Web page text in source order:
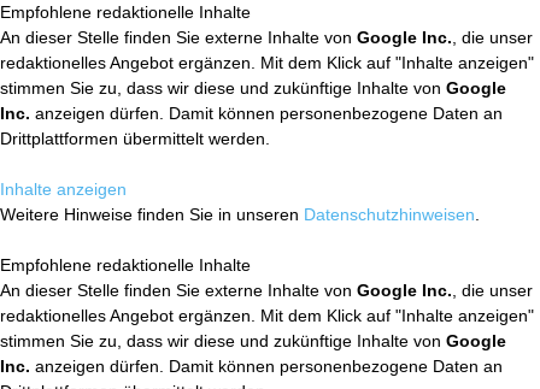
Empfohlene redaktionelle Inhalte
An dieser Stelle finden Sie externe Inhalte von Google Inc. , die unser
redaktionelles Angebot ergänzen. Mit dem Klick auf "Inhalte anzeigen"
stimmen Sie zu, dass wir diese und zukünftige Inhalte von Google
Inc. anzeigen dürfen. Damit können personenbezogene Daten an
Drittplattformen übermittelt werden.
Inhalte anzeigen
Weitere Hinweise finden Sie in unseren Datenschutzhinweisen
Empfohlene redaktionelle Inhalte
An dieser Stelle finden Sie externe Inhalte von Google Inc. , die unser
redaktionelles Angebot ergänzen. Mit dem Klick auf "Inhalte anzeigen"
stimmen Sie zu, dass wir diese und zukünftige Inhalte von Google
Inc. anzeigen dürfen. Damit können personenbezogene Daten an